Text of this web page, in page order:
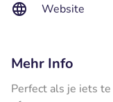
Website
Mehr Info
Perfect als je iets